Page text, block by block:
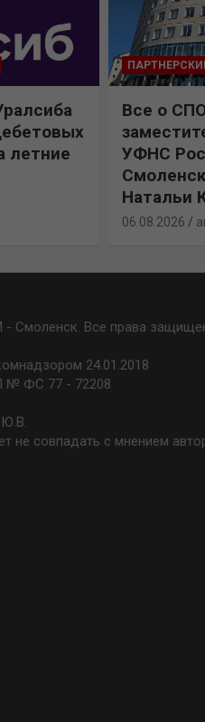
летние
Все о
УФНС
Натальи
06.08.2026
- Смоленск. Все права
24.01.2018
№ ФС 77 - 72208
не совпадать с мнением